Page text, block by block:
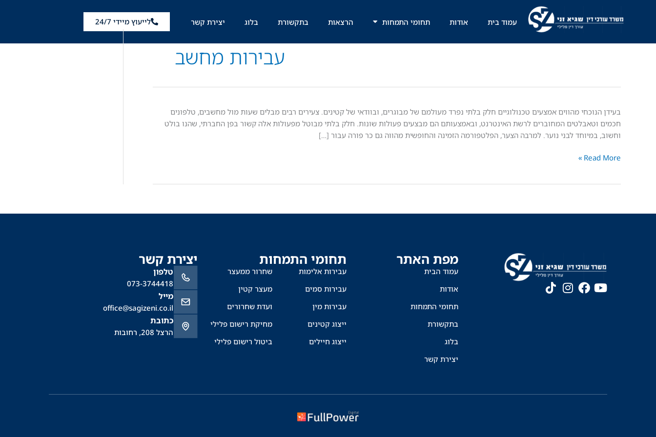
עמוד בית אודות תחומי התמחות הרצאות בתקשורת בלוג יצירת קשר לייעוץ מיידי 24/7
עבירות מחשב
בעידן הנוכחי מהווים אמצעים טכנולוגיים חלק בלתי נפרד מעולמם של מבוגרים, ובוודאי של קטינים. צעירים רבים מבלים שעות מול מחשבים, טלפונים
חכמים וטאבלטים המחוברים לרשת האינטרנט, ובאמצעותם הם מבצעים פעולות שונות. חלק בלתי מבוטל מפעולות אלה קשור בפן החברתי, שהנו בולט
וחשוב, במיוחד לבני נוער. למרבה הצער, הפלטפורמה הזמינה והחופשית מהווה גם כר פורה עבור […]
עבירות
מחשב
שבוצעו
קטינים
Read More »
מפת האתר
עמוד הבית
אודות
תחומי התמחות
בתקשורת
בלוג
יצירת קשר
תחומי התמחות
עבירות אלימות
עבירות סמים
עבירות מין
ייצוג קטינים
ייצוג חיילים
שחרור ממעצר
מעצר קטין
ועדת שחרורים
מחיקת רישום פלילי
ביטול רישום פלילי
יצירת קשר
טלפון
073-3744418
מייל
office@sagizeni.co.il
כתובת
הרצל 208, רחובות